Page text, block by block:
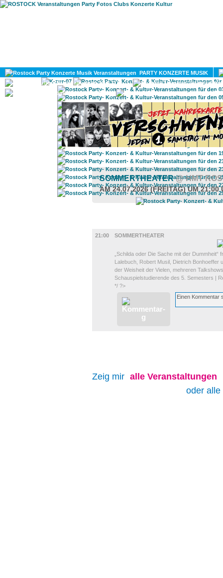
PARTY KONZERTE MUSIK
KULTUR
GAY
SOMMERTHEATER@ HMT
AM 24.07.2026 (FREITAG) UM 21:00
21:00
SOMMERTHEATER
„Schilda oder Die Sache mit der
Lalebuch, Robert Musil, Dietrich Bonhoeffer
der Weisheit der Vielen, mehreren
Schauspielstudierende des 5. Semesters |
*/ ?>
Zeig mir alle Veranstaltungen
oder alle